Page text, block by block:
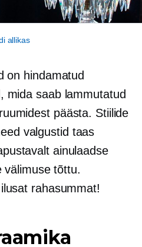
allikas
on hindamatud
mida saab lammutatud
päästa. Stiilide
valgustid taas
ainulaadse
välimuse tõttu.
rahasummat!